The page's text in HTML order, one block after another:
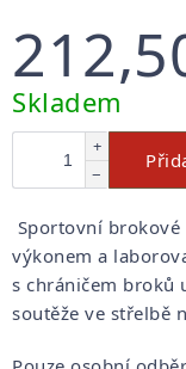
Měrná
Skladem
+
−
Sportovní
výkonem a
s chráničem broků
soutěže ve střelbě